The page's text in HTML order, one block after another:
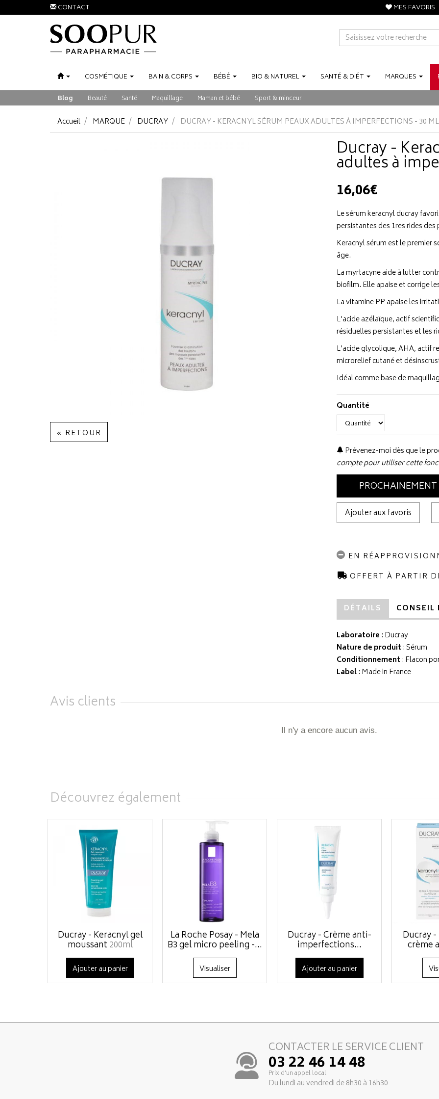
CONTACT MES FAVORIS
COSMÉTIQUE BAIN &CORPS BÉBÉ BIO &NATUREL SANTÉ &DIÉT MARQUES
Blog Beauté Santé Maquillage Maman et bébé Sport & minceur
Accueil MARQUE DUCRAY DUCRAY - KERACNYL SÉRUM PEAUX ADULTES À IMPERFECTIONS - 30 ML
« RETOUR
Ducray -
adultes à
16,06€
Le sérum keracnyl ducray
persistantes des 1res rides
Keracnyl sérum est le premier
âge.
La myrtacyne aide à lutter
biofilm. Elle apaise et corrige
La vitamine PP apaise les
L'acide azélaïque, actif
résiduelles persistantes et les
L'acide glycolique, AHA, actif
microrelief cutané et
Idéal comme base de
Quantité
Prévenez-moi dès que le
compte pour utiliser cette
PROCHAINEMENT
Ajouter aux favoris
EN
OFFERT À PARTIR
DÉTAILS CONSEIL
Laboratoire : Ducray
Nature de produit : Sérum
Conditionnement : Flacon
Label: Made in France
Avis clients
Il n'y a encore aucun avis.
Découvrez également
Ducray - Keracnyl gel
moussant 200ml
Ajouter au panier
La Roche Posay - Mela
B3 gel micro peeling -...
Visualiser
Ducray - Crème anti-
imperfections...
Ajouter au panier
Ducray
crème
CONTACTER LE SERVICE CLIENT
03 22 46 14 48
Prix d’un appel local
Du lundi au vendredi de 8h30 à 16h30